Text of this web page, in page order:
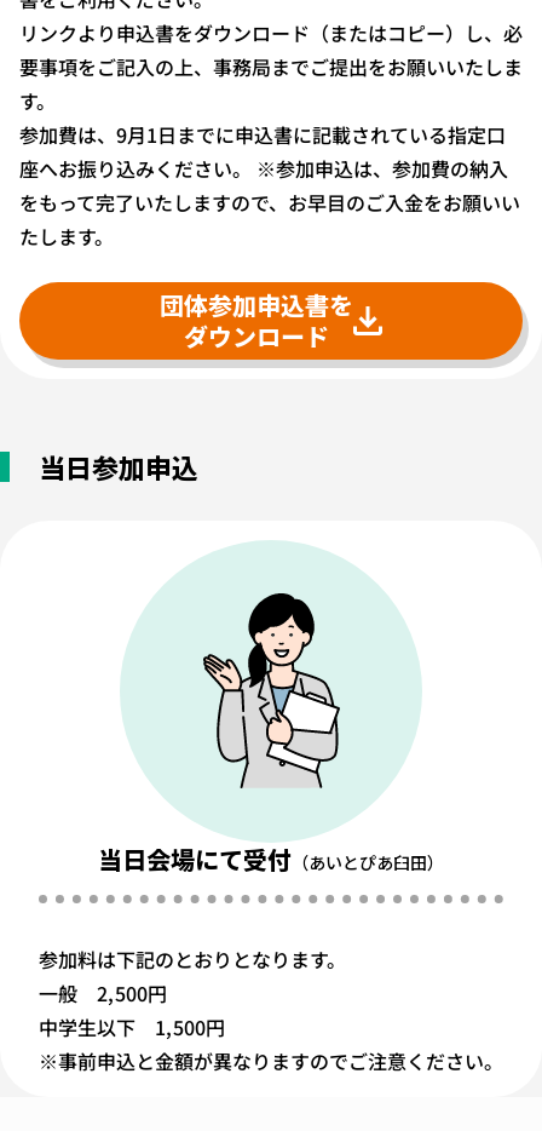
リンクより申込書をダウンロード（またはコピー）し、必
要事項をご記入の上、事務局までご提出をお願いいたしま
す。
参加費は、9月1日までに申込書に記載されている指定口
座へお振り込みください。 ※参加申込は、参加費の納入
をもって完了いたしますので、お早目のご入金をお願いい
たします。
団体参加申込書を
ダウンロード
当日参加申込
当日会場にて受付 （あいとぴあ臼田）
参加料は下記のとおりとなります。
一般 2,500円
中学生以下 1,500円
※事前申込と金額が異なりますのでご注意ください。